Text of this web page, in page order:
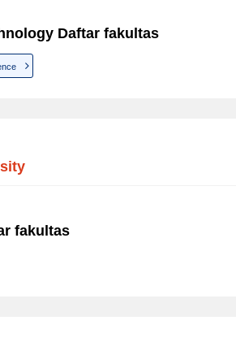
Daftar fakultas
fakultas